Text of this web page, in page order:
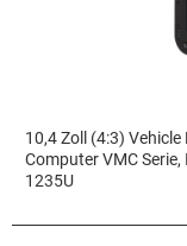
10,4 Zoll (4:3) Vehicle
Computer VMC Serie,
1235U